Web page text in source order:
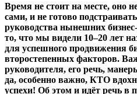
Время не стоит на месте, оно
сами, и не готово
руководства нынешних
то, что мы видели 10–20 лет
для успешного продвижения
второстепенных факторов.
руководителя, его речь,
да, особенно важно, КТО
успехи! Об этом и идёт речь в